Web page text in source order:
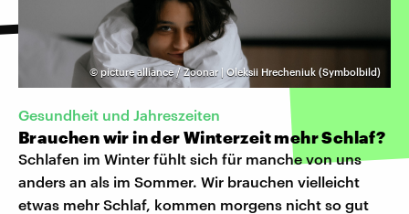
© picture alliance / Zoonar | Oleksii Hrecheniuk (Symbolbild)
Gesundheit und Jahreszeiten
Brauchen wir in der Winterzeit mehr Schlaf?
Schlafen im Winter fühlt sich für manche von uns
anders an als im Sommer. Wir brauchen vielleicht
etwas mehr Schlaf, kommen morgens nicht so gut